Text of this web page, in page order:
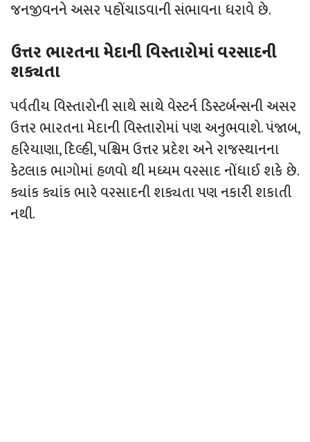
જનજીવનને અસર પહોંચાડવાની સંભાવના ધરાવે છે.
ઉત્તર ભારતના મેદાની વિસ્તારોમાં વરસાદની
શક્યતા
પર્વતીય વિસ્તારોની સાથે સાથે વેસ્ટર્ન ડિસ્ટર્બન્સની અસર
ઉત્તર ભારતના મેદાની વિસ્તારોમાં પણ અનુભવાશે. પંજાબ,
હરિયાણા, દિલ્હી, પશ્ચિમ ઉત્તર પ્રદેશ અને રાજસ્થાનના
કેટલાક ભાગોમાં હળવો થી મધ્યમ વરસાદ નોંધાઈ શકે છે.
ક્યાંક ક્યાંક ભારે વરસાદની શક્યતા પણ નકારી શકાતી
નથી.